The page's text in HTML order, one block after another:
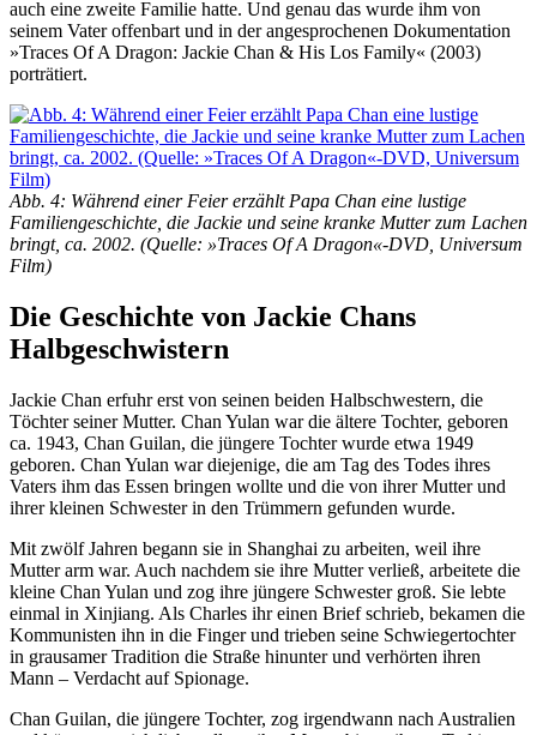
auch eine zweite Familie hatte. Und genau das wurde ihm von
seinem Vater offenbart und in der angesprochenen Dokumentation
»Traces Of A Dragon: Jackie Chan & His Los Family« (2003)
porträtiert.
Abb. 4: Während einer Feier erzählt Papa Chan eine lustige
Familiengeschichte, die Jackie und seine kranke Mutter zum Lachen
bringt, ca. 2002. (Quelle: »Traces Of A Dragon«-DVD, Universum
Film)
Die Geschichte von Jackie Chans
Halbgeschwistern
Jackie Chan erfuhr erst von seinen beiden Halbschwestern, die
Töchter seiner Mutter. Chan Yulan war die ältere Tochter, geboren
ca. 1943, Chan Guilan, die jüngere Tochter wurde etwa 1949
geboren. Chan Yulan war diejenige, die am Tag des Todes ihres
Vaters ihm das Essen bringen wollte und die von ihrer Mutter und
ihrer kleinen Schwester in den Trümmern gefunden wurde.
Mit zwölf Jahren begann sie in Shanghai zu arbeiten, weil ihre
Mutter arm war. Auch nachdem sie ihre Mutter verließ, arbeitete die
kleine Chan Yulan und zog ihre jüngere Schwester groß. Sie lebte
einmal in Xinjiang. Als Charles ihr einen Brief schrieb, bekamen die
Kommunisten ihn in die Finger und trieben seine Schwiegertochter
in grausamer Tradition die Straße hinunter und verhörten ihren
Mann – Verdacht auf Spionage.
Chan Guilan, die jüngere Tochter, zog irgendwann nach Australien